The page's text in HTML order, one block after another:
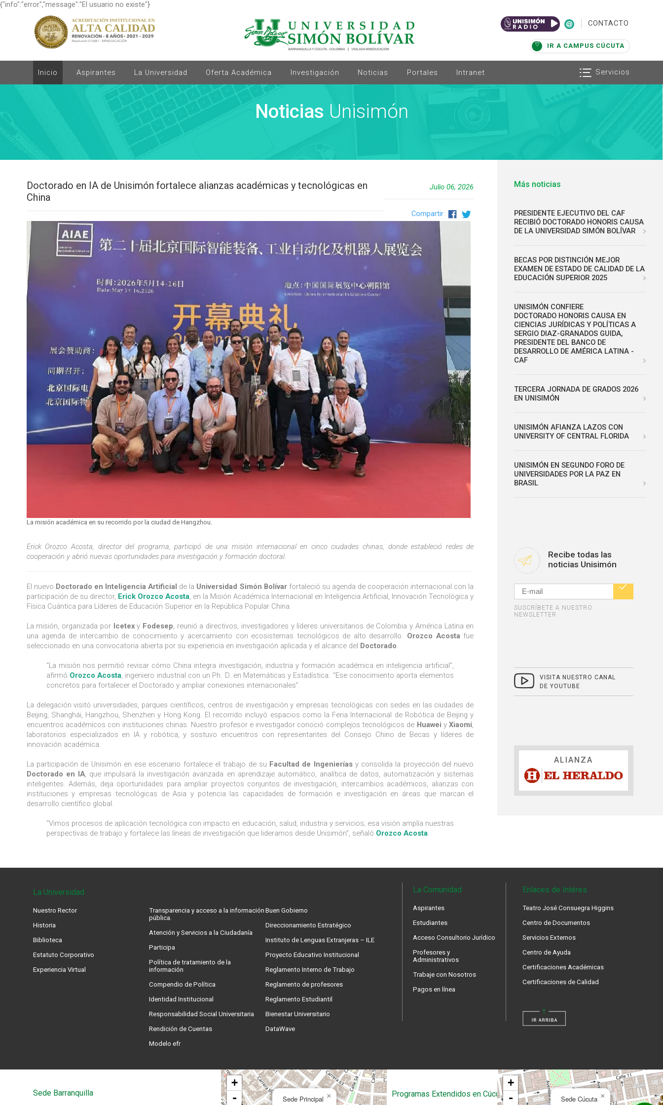
{"info":"error","message":"El usuario no existe"}
| CONTACTO
IR A CAMPUS CÚCUTA
Inicio Aspirantes La Universidad Oferta Académica Investigación Noticias Portales Intranet Servicios
Noticias Unisimón
Doctorado en IA de Unisimón fortalece alianzas académicas y tecnológicas en
China
Julio 06, 2026
Compartir
La misión académica en su recorrido por la ciudad de Hangzhou.
Erick Orozco Acosta, director del programa, participó de una misión internacional en cinco ciudades chinas, donde estableció redes de
cooperación y abrió nuevas oportunidades para investigación y formación doctoral.
El nuevo Doctorado en Inteligencia Artificial de la Universidad Simón Bolívarfortaleció su agenda de cooperación internacional con la
participación de su director, Erick Orozco Acosta, en la Misión Académica Internacional en Inteligencia Artificial, Innovación Tecnológica y
Física Cuántica para Líderes de Educación Superior en la República Popular China.
La misión, organizada por Icetexy Fodesep, reunió a directivos, investigadores y líderes universitarios de Colombia y América Latina en
una agenda de intercambio de conocimiento y acercamiento con ecosistemas tecnológicos de alto desarrollo. Orozco Acosta fue
seleccionado en una convocatoria abierta por su experiencia en investigación aplicada y el alcance del Doctorado.
“La misión nos permitió revisar cómo China integra investigación, industria y formación académica en inteligencia artificial”,
afirmó Orozco Acosta, ingeniero industrial con un Ph. D. en Matemáticas y Estadística. “Ese conocimiento aporta elementos
concretos para fortalecer el Doctorado y ampliar conexiones internacionales”.
La delegación visitó universidades, parques científicos, centros de investigación y empresas tecnológicas con sedes en las ciudades de
Beijing, Shanghái, Hangzhou, Shenzhen y Hong Kong. El recorrido incluyó espacios como la Feria Internacional de Robótica de Beijing y
encuentros académicos con instituciones chinas. Nuestro profesor e investigador conoció complejos tecnológicos de Huawei yXiaomi,
laboratorios especializados en IA y robótica, y sostuvo encuentros con representantes del Consejo Chino de Becas y líderes de
innovación académica.
La participación de Unisimón en ese escenario fortalece el trabajo de su Facultad de Ingenieríasy consolida la proyección del nuevo
Doctorado en IA, que impulsará la investigación avanzada en aprendizaje automático, analítica de datos, automatización y sistemas
inteligentes. Además, deja oportunidades para ampliar proyectos conjuntos de investigación, intercambios académicos, alianzas con
instituciones y empresas tecnológicas de Asia y potencia las capacidades de formación e investigación en áreas que marcan el
desarrollo científico global.
“Vimos procesos de aplicación tecnológica con impacto en educación, salud, industria y servicios; esa visión amplía nuestras
perspectivas de trabajo y fortalece las líneas de investigación que lideramos desde Unisimón”, señaló Orozco Acosta.
Más noticias
PRESIDENTE EJECUTIVO DEL CAF
RECIBIÓ DOCTORADO HONORIS CAUSA
DE LA UNIVERSIDAD SIMÓN BOLÍVAR
BECAS POR DISTINCIÓN MEJOR
EXAMEN DE ESTADO DE CALIDAD DE LA
EDUCACIÓN SUPERIOR 2025
UNISIMÓN CONFIERE
DOCTORADO HONORIS CAUSA EN
CIENCIAS JURÍDICAS Y POLÍTICAS A
SERGIO DIAZ-GRANADOS GUIDA,
PRESIDENTE DEL BANCO DE
DESARROLLO DE AMÉRICA LATINA -
CAF
TERCERA JORNADA DE GRADOS 2026
EN UNISIMÓN
UNISIMÓN AFIANZA LAZOS CON
UNIVERSITY OF CENTRAL FLORIDA
UNISIMÓN EN SEGUNDO FORO DE
UNIVERSIDADES POR LA PAZ EN
BRASIL
Recibe todas las
noticias Unisimón
SUSCRÍBETE A NUESTRO
NEWSLETTER
VISITA NUESTRO CANAL
DE YOUTUBE
ALIANZA
La Universidad
Nuestro Rector
Historia
Biblioteca
Estatuto Corporativo
Experiencia Virtual
Transparencia y acceso a la información
pública.
Atención y Servicios a la Ciudadanía
Participa
Política de tratamiento de la
información
Compendio de Política
Identidad Institucional
Responsabilidad Social Universitaria
Rendición de Cuentas
Modelo efr
Buen Gobierno
Direccionamiento Estratégico
Instituto de Lenguas Extranjeras – ILE
Proyecto Educativo Institucional
Reglamento Interno de Trabajo
Reglamento de profesores
Reglamento Estudiantil
Bienestar Universitario
DataWave
La Comunidad
Aspirantes
Estudiantes
Acceso Consultorio Jurídico
Profesores y
Administrativos
Trabaje con Nosotros
Pagos en línea
Enlaces de Intéres
Teatro José Consuegra Higgins
Centro de Documentos
Servicios Externos
Centro de Ayuda
Certificaciones Académicas
Certificaciones de Calidad
Sede Barranquilla ×
Sede Principal
+
-
Programas Extendidos en Cúcuta ×
Sede Cúcuta
+
-